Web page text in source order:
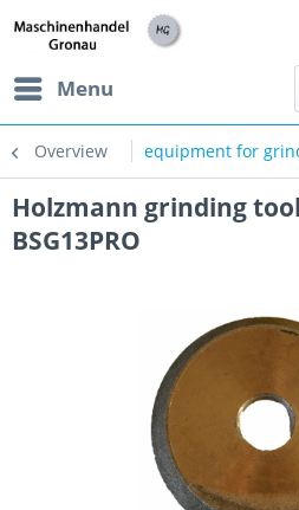
Menu
Overview equipment for
Holzmann grinding
BSG13PRO